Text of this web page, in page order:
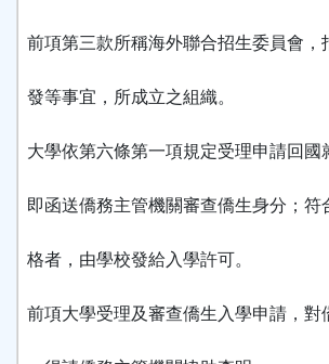
前項第三款所稱海外聯合招生委員會
發等事宜，所成立之組織。
大學依第六條第一項規定受理申請回
即函送僑務主管機關審查僑生身分；
格者，由學校發給入學許可。
前項大學受理及審查僑生入學申請，